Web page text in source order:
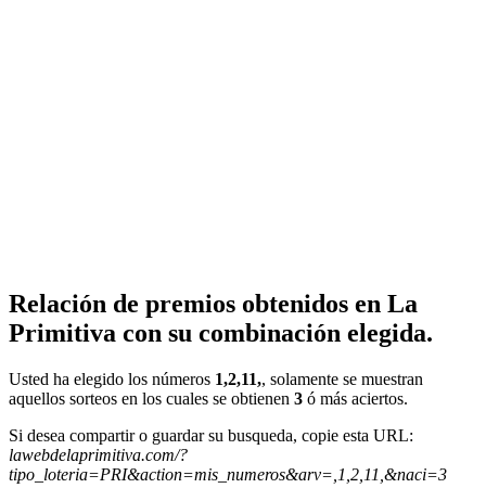
Relación de premios obtenidos en La
Primitiva con su combinación elegida.
Usted ha elegido los números 1,2,11,, solamente se muestran
aquellos sorteos en los cuales se obtienen 3 ó más aciertos.
Si desea compartir o guardar su busqueda, copie esta URL:
lawebdelaprimitiva.com/?
tipo_loteria=PRI&action=mis_numeros&arv=,1,2,11,&naci=3